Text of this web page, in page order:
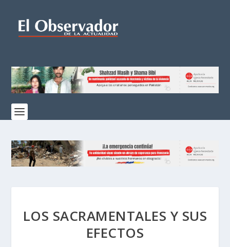
LOS SACRAMENTALES Y SUS
EFECTOS